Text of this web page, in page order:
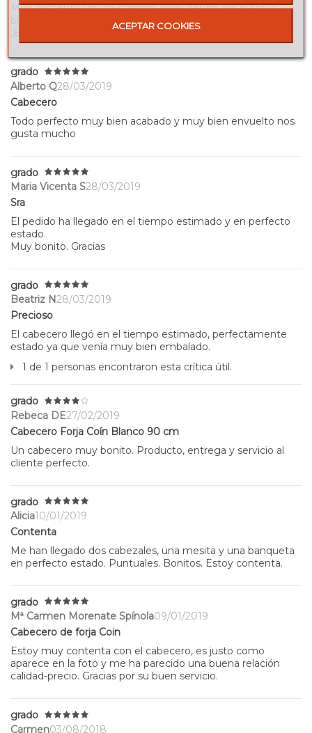
Muy contenta con mi compra, llegó dentro del plazo y
bien embalado. La calidad del producto es muy buena.
grado
Alberto Q28/03/2019
Cabecero
Todo perfecto muy bien acabado y muy bien envuelto nos
gusta mucho
grado
Maria Vicenta S28/03/2019
Sra
El pedido ha llegado en el tiempo estimado y en perfecto
estado.
Muy bonito. Gracias
grado
Beatriz N28/03/2019
Precioso
El cabecero llegó en el tiempo estimado, perfectamente
estado ya que venía muy bien embalado.
1 de 1 personas encontraron esta crítica útil.
grado
Rebeca DE27/02/2019
Cabecero Forja Coín Blanco 90 cm
Un cabecero muy bonito. Producto, entrega y servicio al
cliente perfecto.
grado
Alicia10/01/2019
Contenta
Me han llegado dos cabezales, una mesita y una banqueta
en perfecto estado. Puntuales. Bonitos. Estoy contenta.
grado
Mª Carmen Morenate Spínola09/01/2019
Cabecero de forja Coin
Estoy muy contenta con el cabecero, es justo como
aparece en la foto y me ha parecido una buena relación
calidad-precio. Gracias por su buen servicio.
grado
Carmen03/08/2018
ACEPTAR COOKIES